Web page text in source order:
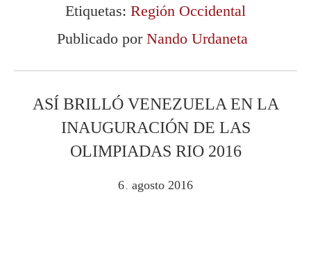
Etiquetas: Región Occidental
Publicado por Nando Urdaneta
ASÍ BRILLÓ VENEZUELA EN LA
INAUGURACIÓN DE LAS
OLIMPIADAS RIO 2016
6 . agosto 2016